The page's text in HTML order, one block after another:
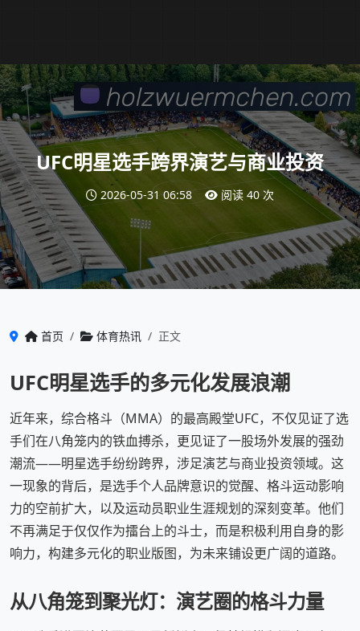
UFC明星选手跨界演艺与商业投资
2026-05-31 06:58 阅读 40 次
首页 体育热讯 正文
UFC明星选手的多元化发展浪潮
近年来，综合格斗（MMA）的最高殿堂UFC，不仅见证了选
手们在八角笼内的铁血搏杀，更见证了一股场外发展的强劲
潮流——明星选手纷纷跨界，涉足演艺与商业投资领域。这
一现象的背后，是选手个人品牌意识的觉醒、格斗运动影响
力的空前扩大，以及运动员职业生涯规划的深刻变革。他们
不再满足于仅仅作为擂台上的斗士，而是积极利用自身的影
响力，构建多元化的职业版图，为未来铺设更广阔的道路。
从八角笼到聚光灯：演艺圈的格斗力量